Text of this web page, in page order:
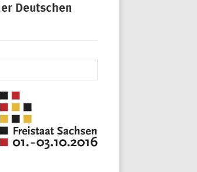
Deutschen